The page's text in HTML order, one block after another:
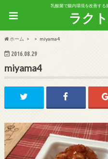
乳酸菌で腸内環境を改善する
ラク
ホーム miyama4
2016.08.29
miyama4